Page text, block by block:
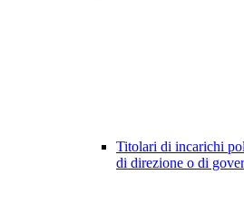
Titolari di incarichi
di direzione o di